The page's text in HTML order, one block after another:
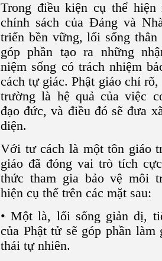
Trong điều kiện cụ thể
chính sách của Đảng và
triển bền vững, lối sống
góp phần tạo ra những
niệm sống có trách nhiệm
cách tự giác. Phật giáo chỉ
trường là hệ quả của việc
đạo đức, và điều đó sẽ đưa
diện.
Với tư cách là một tôn giáo
giáo đã đóng vai trò tích
thức tham gia bảo vệ môi
hiện cụ thể trên các mặt sau:
• Một là, lối sống giản dị,
của Phật tử sẽ góp phần
thái tự nhiên.